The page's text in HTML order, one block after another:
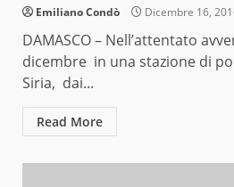
Emiliano Condò Dicembre 16,
DAMASCO – Nell’attentato
dicembre in una stazione di
Siria, dai...
Read More